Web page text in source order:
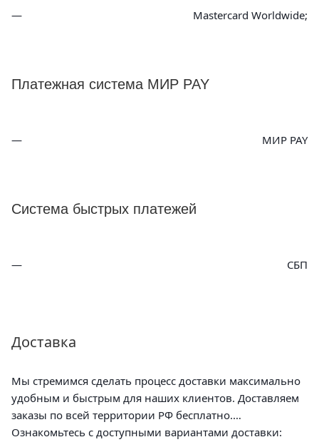
Mastercard Worldwide;
Платежная система МИР PAY
МИР PAY
Система быстрых платежей
СБП
Доставка
Мы стремимся сделать процесс доставки максимально
удобным и быстрым для наших клиентов. Доставляем
заказы по всей территории РФ бесплатно.
Ознакомьтесь с доступными вариантами доставки: